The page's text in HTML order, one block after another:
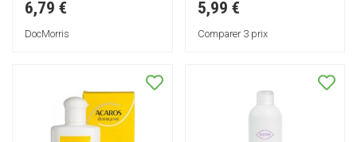
6,79 €
DocMorris
5,99 €
Comparer 3 prix